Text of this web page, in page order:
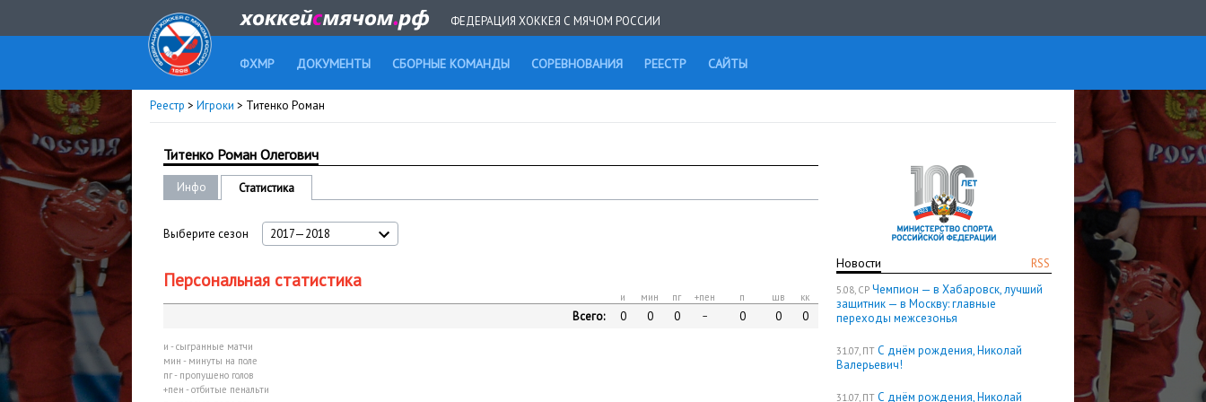
ФЕДЕРАЦИЯ ХОККЕЯ С МЯЧОМ РОССИИ
ФХМР ДОКУМЕНТЫ СБОРНЫЕ КОМАНДЫ СОРЕВНОВАНИЯ РЕЕСТР САЙТЫ
Реестр > Игроки > Титенко Роман
RSS
Новости
5.08, СР Чемпион — в Хабаровск, лучший
защитник — в Москву: главные
переходы межсезонья
31.07, ПТ С днём рождения, Николай
Валерьевич!
31.07, ПТ С днём рождения, Николай
Титенко Роман Олегович
Инфо Статистика
Выберите сезон 2017—2018
Персональная статистика
и мин пг +пен п шв кк
Всего: 0 0 0 – 0 0 0
и - сыгранные матчи
мин - минуты на поле
пг - пропущено голов
+пен - отбитые пенальти